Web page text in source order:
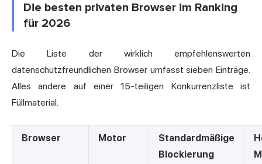
Die besten privaten Browser im Ranking
für 2026
Die Liste der wirklich empfehlenswerten
datenschutzfreundlichen Browser umfasst sieben Einträge.
Alles andere auf einer 15-teiligen Konkurrenzliste ist
Füllmaterial.
Browser Motor
Standardmäßige
Blockierung